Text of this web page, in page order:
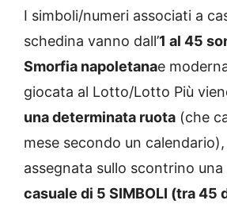
I simboli/numeri associati a
schedina vanno dall’1 al 45
Smorfia napoletanae
giocata al Lotto/Lotto Più
una determinata ruota (che
mese secondo un
assegnata sullo scontrino una
casuale di 5 SIMBOLI (tra 45